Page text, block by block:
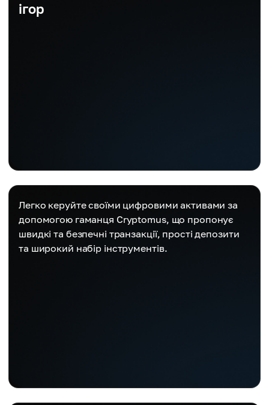
ігор
Легко керуйте своїми цифровими активами за
допомогою гаманця Cryptomus, що пропонує
швидкі та безпечні транзакції, прості депозити
та широкий набір інструментів.